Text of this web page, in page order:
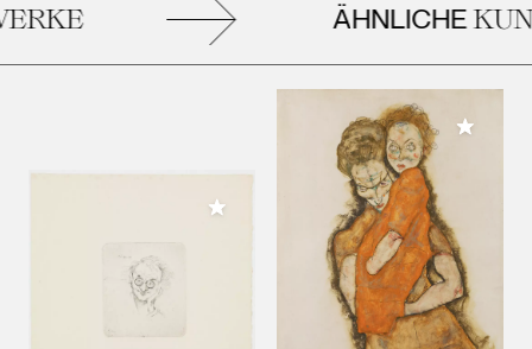
ÄHNLICHE
Meiner Sammlung hinzufügen
Meiner